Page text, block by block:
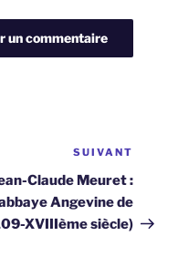
suivant
SUIVANT
Claude Meuret :
Angevine de
XVIIIème siècle)